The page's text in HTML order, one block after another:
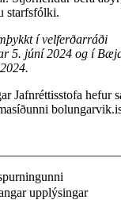
starfsfólki.
í velferðarráði
5. júní 2024 og í
Jafnréttisstofa hefur
upplýsingar